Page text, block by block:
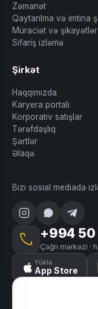
Zəmanət
Qaytarılma və imtina
Müraciət və şikayətlər
Sifariş izləmə
Şirkət
Haqqımızda
Karyera portalı
Korporativ satışlar
Tərəfdaşlıq
Şərtlər
Əlaqə
Bizi sosial mediada
+994 50
Çağrı mərkəzi ·
Yüklə
App Store